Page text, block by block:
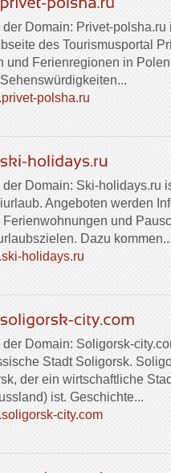
Domain: Privet-
des Tourismusportal
und Ferienregionen in
polsha.ru
Domain: Ski-holidays.ru
Angeboten werden
Ferienwohnungen und
Dazu
holidays.ru
Domain: Soligorsk-
Stadt Soligorsk.
der ein wirtschaftliche
ist. Geschichte...
city.com